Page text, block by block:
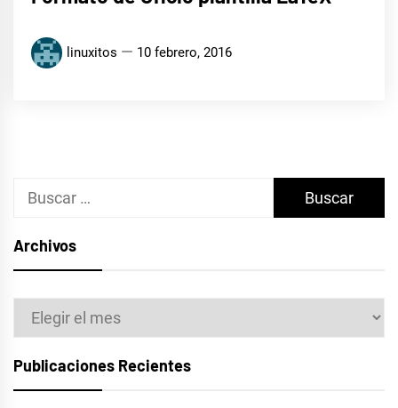
linuxitos 10 febrero, 2016
Buscar:
Archivos
Archivos
Publicaciones Recientes